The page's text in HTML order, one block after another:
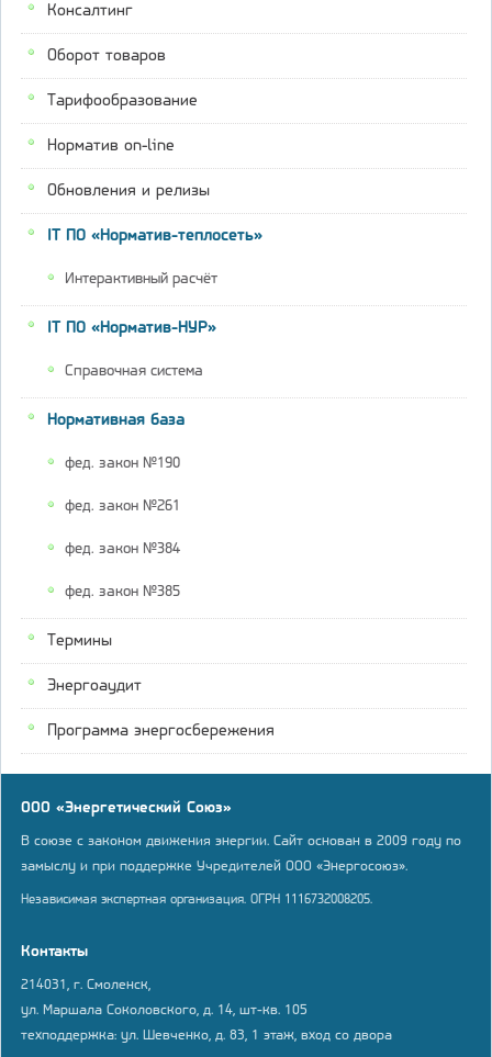
Консалтинг
Оборот товаров
Тарифообразование
Норматив on-line
Обновления и релизы
IT ПО «Норматив-теплосеть»
Интерактивный расчёт
IT ПО «Норматив-НУР»
Справочная система
Нормативная база
фед. закон №190
фед. закон №261
фед. закон №384
фед. закон №385
Термины
Энергоаудит
Программа энергосбережения
ООО «Энергетический Союз»
В союзе с законом движения энергии. Сайт основан в 2009 году по
замыслу и при поддержке Учредителей ООО «Энергосоюз».
Независимая экспертная организация. ОГРН 1116732008205.
Контакты
214031, г. Смоленск,
ул. Маршала Соколовского, д. 14, шт-кв. 105
техподдержка: ул. Шевченко, д. 83, 1 этаж, вход со двора